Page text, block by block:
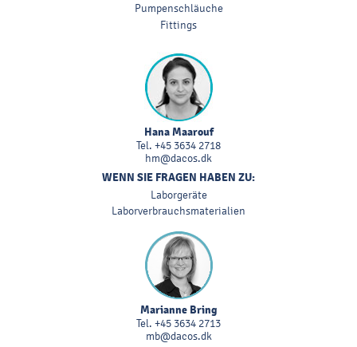
Pumpenschläuche
Fittings
Hana Maarouf
Tel. +45 3634 2718
hm@dacos.dk
WENN SIE FRAGEN HABEN ZU:
Laborgeräte
Laborverbrauchsmaterialien
Marianne Bring
Tel. +45 3634 2713
mb@dacos.dk